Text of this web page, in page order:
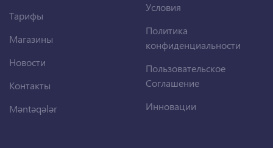
Тарифы
Магазины
Новости
Контакты
Məntəqələr
Условия
Политика
конфиденциальности
Пользовательское
Соглашение
Инновации